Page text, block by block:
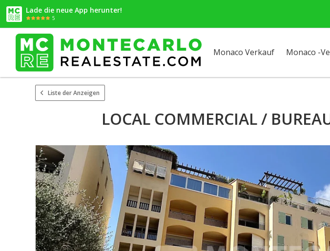
Lade die neue App herunter!
5
Monaco Verkauf Monaco -
Liste der Anzeigen
LOCAL COMMERCIAL /